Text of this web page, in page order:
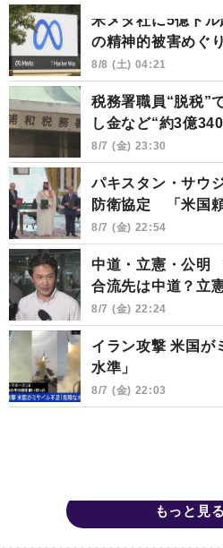
米メタ社に5億ド
の精神的被害めぐ
8/8 (土) 04:21
税務署職員“脱税”
し金など“約3億
8/7 (金) 23:30
パキスタン・サウ
防衛協定 「米国
8/7 (金) 22:54
中道・立憲・公
合流先は中道？立
8/7 (金) 22:24
イラン攻撃 米国が
水準」
8/7 (金) 22:03
もっと見る